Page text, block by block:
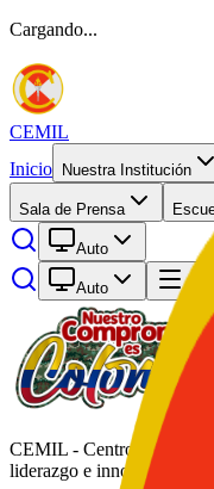
Cargando...
CEMIL
Inicio
Nuestra Institución
Sala de Prensa
Auto
Auto
CEMIL - Centro de
liderazgo e innovación